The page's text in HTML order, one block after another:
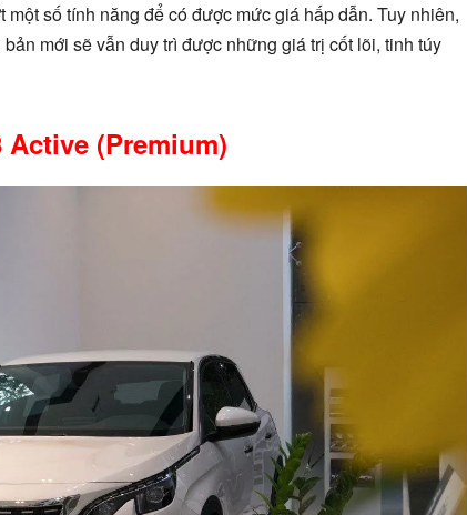
số tính năng để có được mức giá hấp dẫn. Tuy nhiên,
mới sẽ vẫn duy trì được những giá trị cốt lõi, tinh túy
Active (Premium)